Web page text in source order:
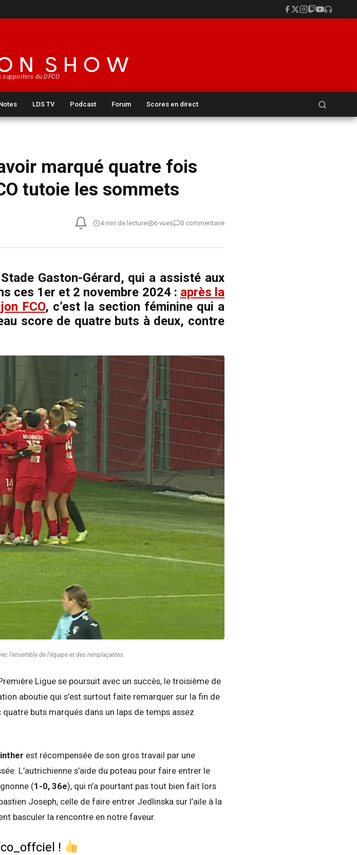
supporters du DFCO
LDS TV Podcast Forum Scores en direct
marqué quatre fois
tutoie les sommets
4 min de lecture 6 vues 0 commentaire
Gaston-Gérard, qui a assisté aux
ces 1er et 2 novembre 2024 : après la
FCO, c’est la section féminine qui a
score de quatre buts à deux, contre
l’ensemble de l’équipe et des remplaçantes.
Ligue se poursuit avec un succès, le troisième de
aboutie qui s’est surtout faite remarquer sur la fin de
buts marqués dans un laps de temps assez
est récompensée de son gros travail par une
L’autrichienne s’aide du poteau pour faire entrer le
(1-0, 36e), qui n’a pourtant pas tout bien fait lors
Joseph, celle de faire entrer Jedlinska sur l’aile à la
basculer la rencontre en notre faveur.
!